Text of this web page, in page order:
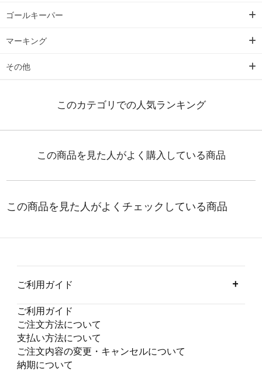
ゴールキーパー
マーキング
その他
ご利用ガイド
ご利用ガイド
ご注文方法について
支払い方法について
ご注文内容の変更・キャンセルについて
納期について